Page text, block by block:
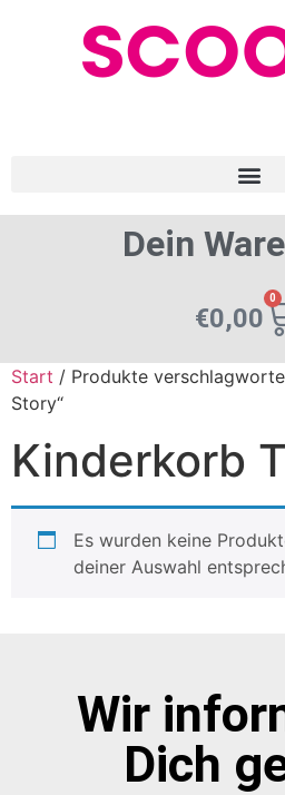
Dein
€0,00
0
Start / Produkte
Story“
Kinderkorb
Es wurden keine
deiner Auswahl
Wir
Dich